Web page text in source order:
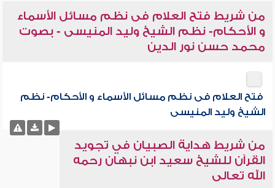
من شريط فتح العلام فى نظم مسائل الأسماء
و الأحكام- نظم الشيخ وليد المنيسى - بصوت
محمد حسن نور الدين
فتح العلام فى نظم مسائل الأسماء و الأحكام- نظم
الشيخ وليد المنيسى
من شريط هداية الصبيان في تجويد
القرآن للشيخ سعيد ابن نبهان رحمه
الله تعالى